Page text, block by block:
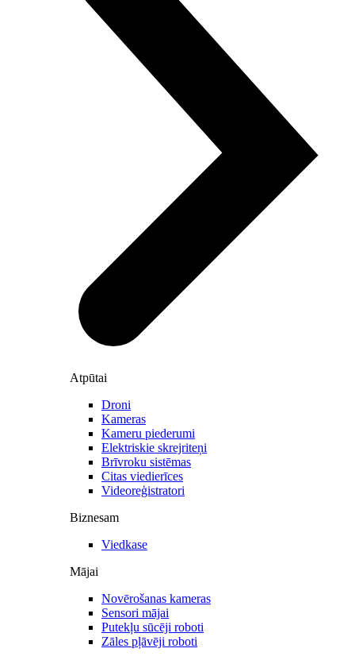
Atpūtai
Droni
Kameras
Kameru piederumi
Elektriskie skrejriteņi
Brīvroku sistēmas
Citas viedierīces
Videoreģistratori
Biznesam
Viedkase
Mājai
Novērošanas kameras
Sensori mājai
Putekļu sūcēji roboti
Zāles pļāvēji roboti